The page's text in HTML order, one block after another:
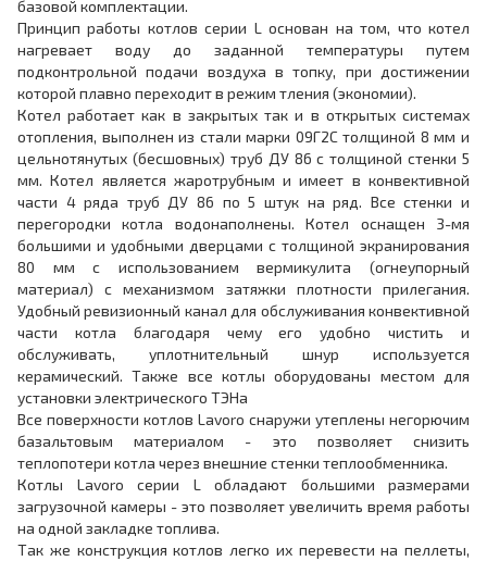
базовой комплектации.
Принцип работы котлов серии L основан на том, что котел
нагревает воду до заданной температуры путем
подконтрольной подачи воздуха в топку, при достижении
которой плавно переходит в режим тления (экономии).
Котел работает как в закрытых так и в открытых системах
отопления, выполнен из стали марки 09Г2С толщиной 8 мм и
цельнотянутых (бесшовных) труб ДУ 86 с толщиной стенки 5
мм. Котел является жаротрубным и имеет в конвективной
части 4 ряда труб ДУ 86 по 5 штук на ряд. Все стенки и
перегородки котла водонаполнены. Котел оснащен 3-мя
большими и удобными дверцами с толщиной экранирования
80 мм с использованием вермикулита (огнеупорный
материал) с механизмом затяжки плотности прилегания.
Удобный ревизионный канал для обслуживания конвективной
части котла благодаря чему его удобно чистить и
обслуживать, уплотнительный шнур используется
керамический. Также все котлы оборудованы местом для
установки электрического ТЭНа
Все поверхности котлов Lavoro снаружи утеплены негорючим
базальтовым материалом - это позволяет снизить
теплопотери котла через внешние стенки теплообменника.
Котлы Lavoro серии L обладают большими размерами
загрузочной камеры - это позволяет увеличить время работы
на одной закладке топлива.
Так же конструкция котлов легко их перевести на пеллеты,